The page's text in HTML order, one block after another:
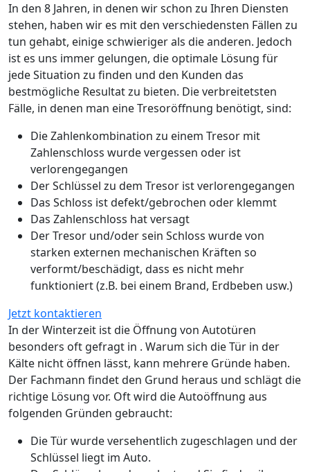
In den 8 Jahren, in denen wir schon zu Ihren Diensten
stehen, haben wir es mit den verschiedensten Fällen zu
tun gehabt, einige schwieriger als die anderen. Jedoch
ist es uns immer gelungen, die optimale Lösung für
jede Situation zu finden und den Kunden das
bestmögliche Resultat zu bieten. Die verbreitetsten
Fälle, in denen man eine Tresoröffnung benötigt, sind:
Die Zahlenkombination zu einem Tresor mit
Zahlenschloss wurde vergessen oder ist
verlorengegangen
Der Schlüssel zu dem Tresor ist verlorengegangen
Das Schloss ist defekt/gebrochen oder klemmt
Das Zahlenschloss hat versagt
Der Tresor und/oder sein Schloss wurde von
starken externen mechanischen Kräften so
verformt/beschädigt, dass es nicht mehr
funktioniert (z.B. bei einem Brand, Erdbeben usw.)
Jetzt kontaktieren
In der Winterzeit ist die Öffnung von Autotüren
besonders oft gefragt in . Warum sich die Tür in der
Kälte nicht öffnen lässt, kann mehrere Gründe haben.
Der Fachmann findet den Grund heraus und schlägt die
richtige Lösung vor. Oft wird die Autoöffnung aus
folgenden Gründen gebraucht:
Die Tür wurde versehentlich zugeschlagen und der
Schlüssel liegt im Auto.